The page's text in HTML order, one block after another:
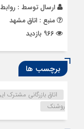
ارسال توسط :
منبع : اتاق مشهد
برچسب ها
اتاق بازرگانی مشترک
روشنک